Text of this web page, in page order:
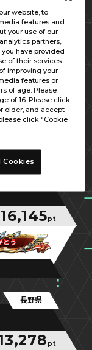
富山県
pt
ラ
ラ
ラ
福井県
16,145pt
とう
とう
とう
長野県
pt
website, to
features and
your use of our
partners,
have provided
of their services.
improving your
features or
of age. Please
of 16. Please click
older, and accept
click “Cookie
Cookies